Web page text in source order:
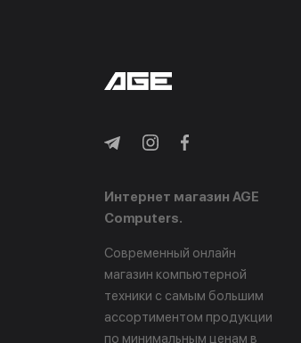
Интернет магазин AGE
Computers.
Современный онлайн
магазин компьютерной
техники с самым большим
ассортиментом продукции
по минимальным ценам в